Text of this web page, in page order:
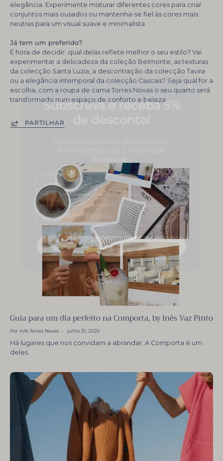
elegância. Experimente misturar diferentes cores para criar
conjuntos mais ousados ou mantenha-se fiel às cores mais
neutras para um visual suave e minimalista.
Já tem um preferido?
É hora de decidir: qual delas reflete melhor o seu estilo? Vai
experimentar a delicadeza da coleção Belmonte, as texturas
da colecção Santa Luzia, a descontração da colecção Tavira
ou a elegância intemporal da colecção Cascais? Seja qual for a
escolha, com a roupa de cama Torres Novas o seu quarto será
transformado num espaço de conforto e beleza.
PARTILHAR
Guia para um dia perfeito na Comporta, by Inês Vaz Pinto
Por Info Torres Novas julho 31, 2026
Há lugares que nos convidam a abrandar. A Comporta é um
deles.
Subscreva e receba 5%
de desconto!
Vamos manter-nos em contacto.
REGISTAR-SE